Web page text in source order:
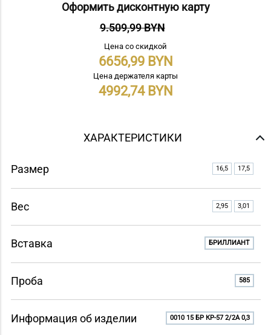
Оформить дисконтную карту
9.509,99 BYN
Цена со скидкой
6656,99
Цена держателя карты
4992,74
ХАРАКТЕРИСТИКИ
Размер 16,5 17,5
Вес 2,95 3,01
Вставка БРИЛЛИАНТ
Проба 585
Информация об изделии 0010 15 БР КР-57 2/2A 0,3